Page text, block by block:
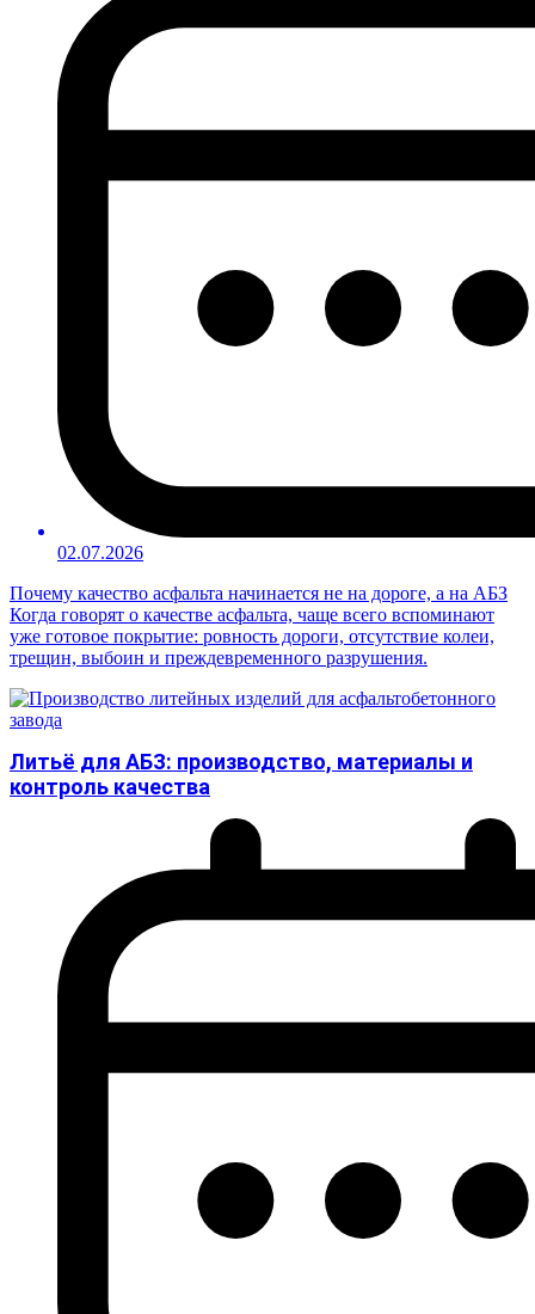
02.07.2026
Почему качество асфальта начинается не на дороге, а на АБЗ
Когда говорят о качестве асфальта, чаще всего вспоминают
уже готовое покрытие: ровность дороги, отсутствие колеи,
трещин, выбоин и преждевременного разрушения.
Литьё для АБЗ: производство, материалы и
контроль качества